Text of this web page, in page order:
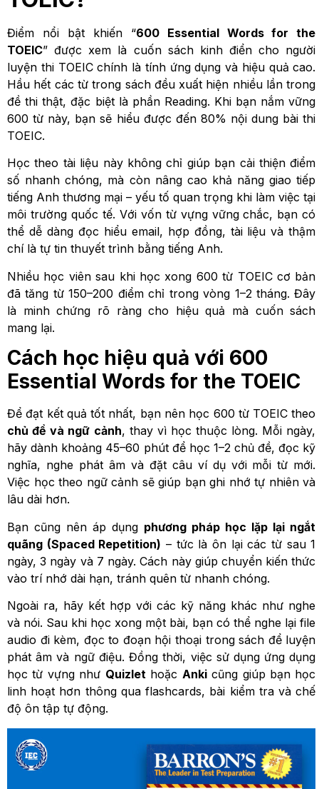
Điểm nổi bật khiến “600 Essential Words for the
TOEIC” được xem là cuốn sách kinh điển cho người
luyện thi TOEIC chính là tính ứng dụng và hiệu quả cao.
Hầu hết các từ trong sách đều xuất hiện nhiều lần trong
đề thi thật, đặc biệt là phần Reading. Khi bạn nắm vững
600 từ này, bạn sẽ hiểu được đến 80% nội dung bài thi
TOEIC.
Học theo tài liệu này không chỉ giúp bạn cải thiện điểm
số nhanh chóng, mà còn nâng cao khả năng giao tiếp
tiếng Anh thương mại – yếu tố quan trọng khi làm việc tại
môi trường quốc tế. Với vốn từ vựng vững chắc, bạn có
thể dễ dàng đọc hiểu email, hợp đồng, tài liệu và thậm
chí là tự tin thuyết trình bằng tiếng Anh.
Nhiều học viên sau khi học xong 600 từ TOEIC cơ bản
đã tăng từ 150–200 điểm chỉ trong vòng 1–2 tháng. Đây
là minh chứng rõ ràng cho hiệu quả mà cuốn sách
mang lại.
Cách học hiệu quả với 600
Essential Words for the TOEIC
Để đạt kết quả tốt nhất, bạn nên học 600 từ TOEIC theo
chủ đề và ngữ cảnh, thay vì học thuộc lòng. Mỗi ngày,
hãy dành khoảng 45–60 phút để học 1–2 chủ đề, đọc kỹ
nghĩa, nghe phát âm và đặt câu ví dụ với mỗi từ mới.
Việc học theo ngữ cảnh sẽ giúp bạn ghi nhớ tự nhiên và
lâu dài hơn.
Bạn cũng nên áp dụng phương pháp học lặp lại ngắt
quãng (Spaced Repetition) – tức là ôn lại các từ sau 1
ngày, 3 ngày và 7 ngày. Cách này giúp chuyển kiến thức
vào trí nhớ dài hạn, tránh quên từ nhanh chóng.
Ngoài ra, hãy kết hợp với các kỹ năng khác như nghe
và nói. Sau khi học xong một bài, bạn có thể nghe lại file
audio đi kèm, đọc to đoạn hội thoại trong sách để luyện
phát âm và ngữ điệu. Đồng thời, việc sử dụng ứng dụng
học từ vựng như Quizlet hoặc Ankicũng giúp bạn học
linh hoạt hơn thông qua flashcards, bài kiểm tra và chế
độ ôn tập tự động.